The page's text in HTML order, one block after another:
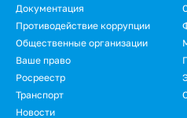
Документация
Противодействие коррупции
Общественные организации
Ваше право
Росреестр
Транспорт
Новости